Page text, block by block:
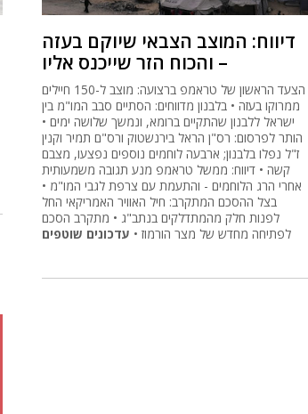
דיווח: המוצב הצבאי שיוקם בעזה
– והכוח הזר שייכנס אליו
הצעד הראשון של טראמפ ברצועה: מוצב ל-150 חיילים
ממרוקו בעזה • בלבנון מדווחים: הסתיים סבב המו"מ בין
ישראל ללבנון שהתקיים ברומא, ונמשך שלושה ימים •
הותר לפרסום: רס"ן הראל בירנשטוק ורס"ם תמיר וקנין
ז"ל נפלו בלבנון; ארבעה לוחמים נוספים נפצעו, מצבם
קשה • דיווח: ממשל טראמפ מנע תגובה משמעותית
אחרי הרג הלוחמים - והתעמת עם צרפת לגבי המו"מ •
בצל ההסכם המתקרב: חיל האוויר האמריקאי החל
לפנות חלק מהמתדלקים בנתב"ג • מתקרב הסכם
לפתיחה מחדש של מצר הורמוז • עדכונים שוטפים